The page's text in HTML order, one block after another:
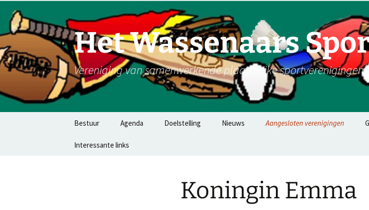
naar
Het Wassenaars
Vereniging van samenwerkende plaatselijke sportverenigingen
Bestuur Agenda Doelstelling Nieuws Aangesloten verenigingen
Interessante links
Koningin Emma